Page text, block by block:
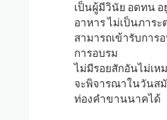
เป็นผู้มีวินัย อดทน อ
อาหาร ไม่เป็นภาระ
สามารถเข้ารับการ
การอบรม
ไม่มีรอยสักอันไม่เห
จะพิจารณาในวันส
ท่องคำขานนาคได้